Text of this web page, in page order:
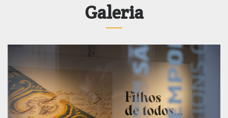
Galeria